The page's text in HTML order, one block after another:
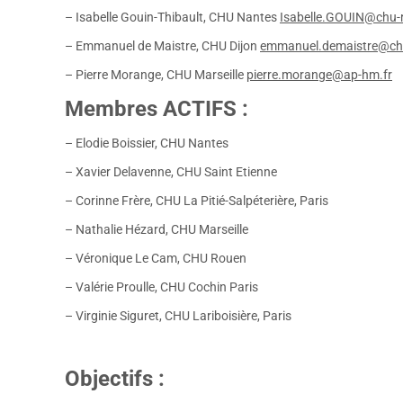
– Isabelle Gouin-Thibault, CHU Nantes
– Emmanuel de Maistre, CHU Dijon
– Pierre Morange, CHU Marseille pierre.morange@ap-hm.fr
Membres ACTIFS :
– Elodie Boissier, CHU Nantes
– Xavier Delavenne, CHU Saint Etienne
– Corinne Frère, CHU La Pitié-Salpéterière, Paris
– Nathalie Hézard, CHU Marseille
– Véronique Le Cam, CHU Rouen
– Valérie Proulle, CHU Cochin Paris
– Virginie Siguret, CHU Lariboisière, Paris
Objectifs :